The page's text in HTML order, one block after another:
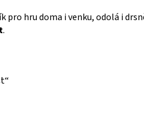
pro hru doma i venku, odolá i
.